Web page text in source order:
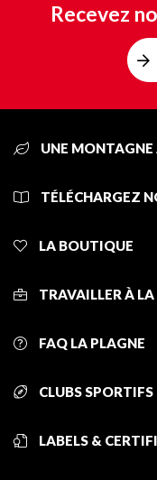
Recevez
UNE
TÉLÉCHARGEZ
LA BOUTIQUE
TRAVAILLER À
FAQ LA PLAGNE
CLUBS SPORTIFS
LABELS &